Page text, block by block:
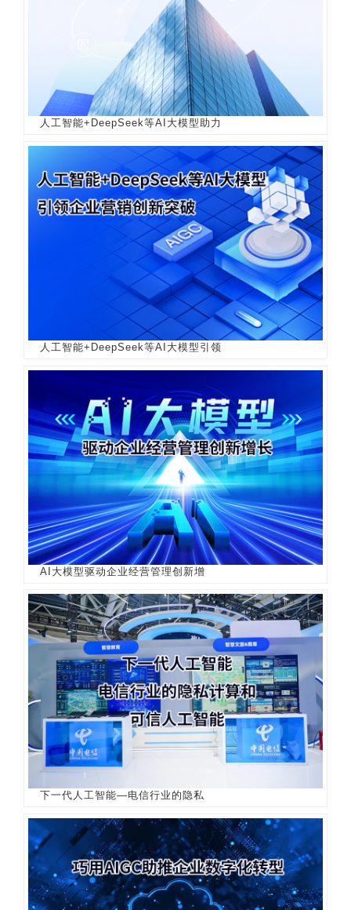
人工智能+DeepSeek等AI大模型助力
人工智能+DeepSeek等AI大模型引领
AI大模型驱动企业经营管理创新增
下一代人工智能—电信行业的隐私